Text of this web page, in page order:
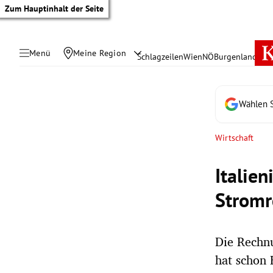
Zum Hauptinhalt der Seite
Menü Meine Region SchlagzeilenWienNÖBurgenland
Wählen
Wirtschaft
Die
hat